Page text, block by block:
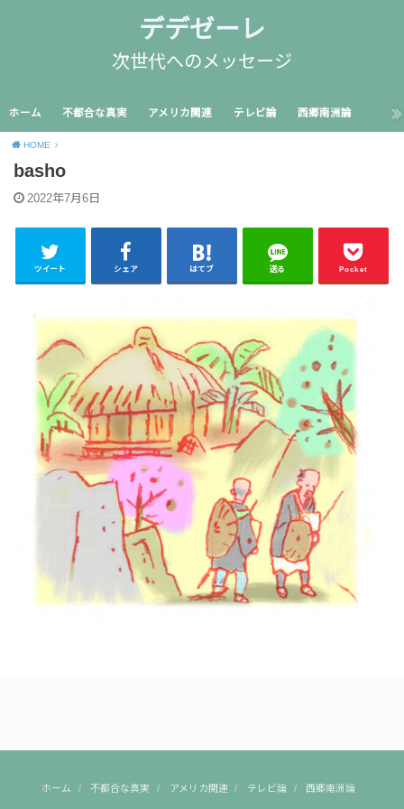
デデゼーレ
次世代へのメッセージ
ホーム 不都合な真実 アメリカ関連 テレビ論 西郷南洲論
HOME
basho
2022年7月6日
ツイート シェア はてブ 送る Pocket
ホーム 不都合な真実 アメリカ関連 テレビ論 西郷南洲論